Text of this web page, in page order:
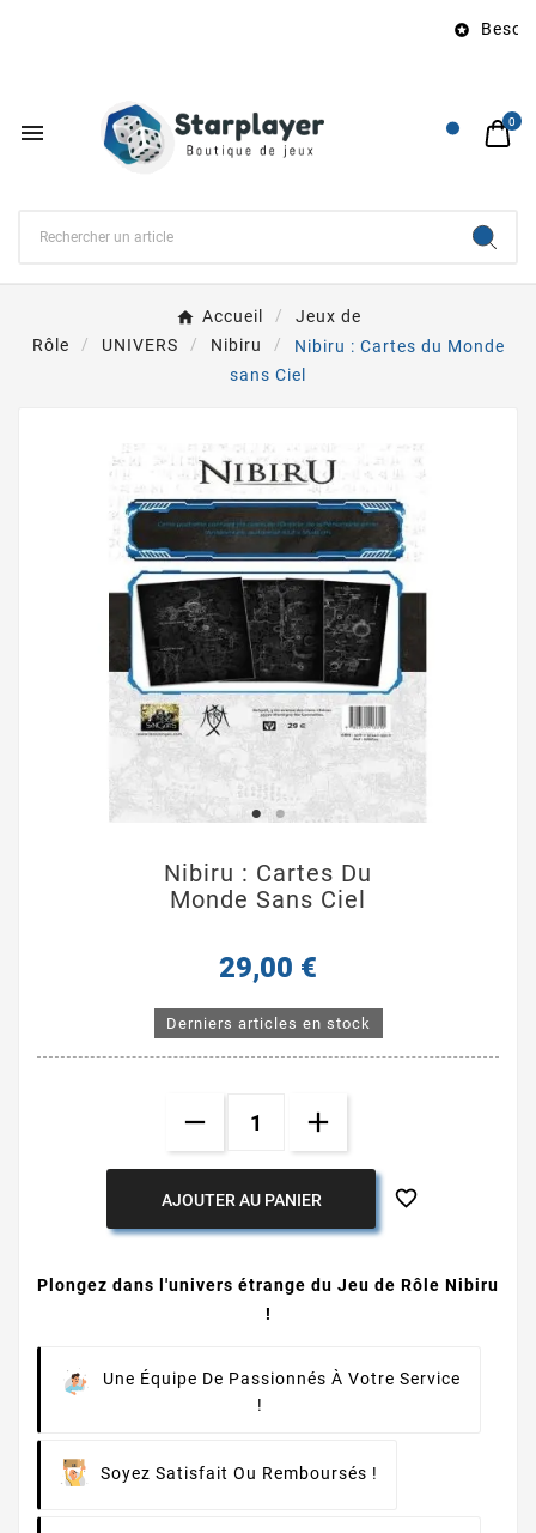
 Besoin
 0
Accueil
Jeux de
Rôle
UNIVERS Nibiru
Nibiru : Cartes du Monde
sans Ciel
Nibiru : Cartes Du
Monde Sans Ciel
29,00 €
Derniers articles en stock
AJOUTER AU PANIER 
Plongez dans l'univers étrange du Jeu de Rôle Nibiru
!
Une Équipe De Passionnés À Votre Service
!
Soyez Satisfait Ou Remboursés !